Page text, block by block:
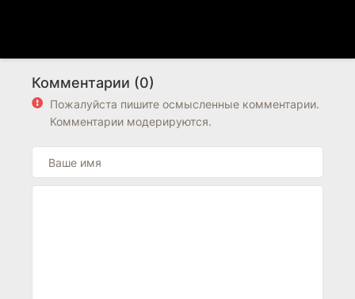
Комментарии (0)
Пожалуйста пишите осмысленные комментарии.
Комментарии модерируются.